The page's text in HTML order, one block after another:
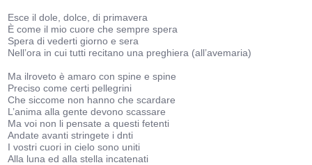
Esce il dole, dolce, di primavera
È come il mio cuore che sempre spera
Spera di vederti giorno e sera
Nell’ora in cui tutti recitano una preghiera (all’avemaria)
Ma ilroveto è amaro con spine e spine
Preciso come certi pellegrini
Che siccome non hanno che scardare
L’anima alla gente devono scassare
Ma voi non li pensate a questi fetenti
Andate avanti stringete i dnti
I vostri cuori in cielo sono uniti
Alla luna ed alla stella incatenati